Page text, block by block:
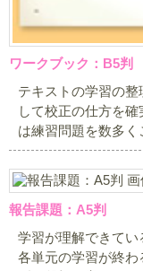
ワークブック：B5判
テキストの学習の
して校正の仕方を
は練習問題を数多く
報告課題：A5判
学習が理解できてい
各単元の学習が終わ